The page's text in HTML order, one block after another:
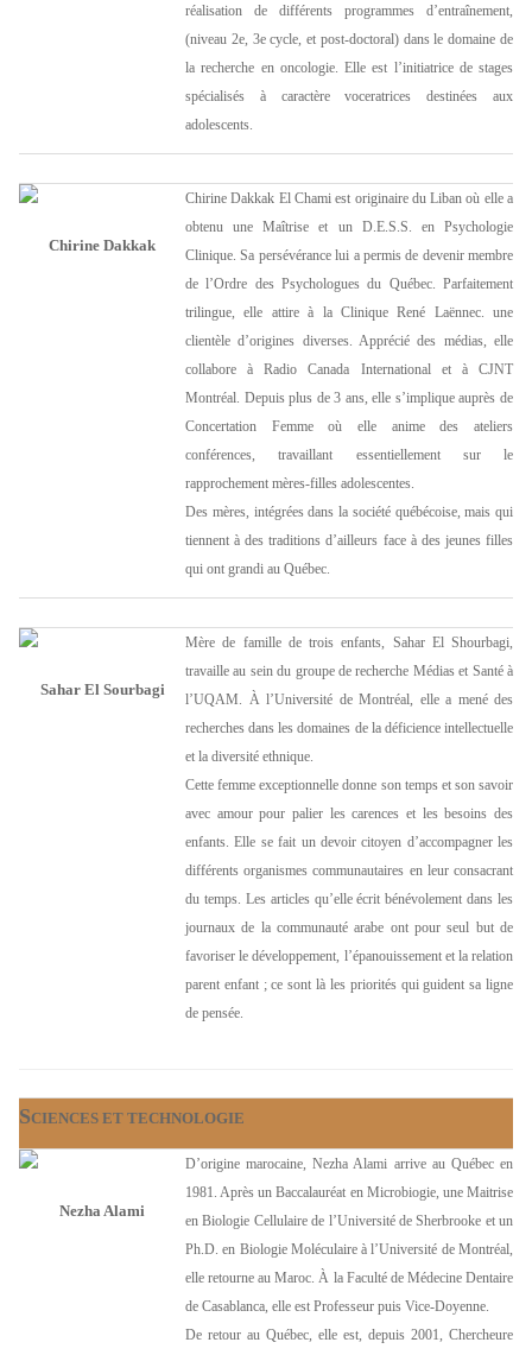
réalisation de différents programmes d’entraînement,
(niveau 2e, 3e cycle, et post-doctoral) dans le domaine de
la recherche en oncologie. Elle est l’initiatrice de stages
spécialisés à caractère voceratrices destinées aux
adolescents.
Chirine Dakkak
Chirine Dakkak El Chami est originaire du Liban où elle a
obtenu une Maîtrise et un D.E.S.S. en Psychologie
Clinique. Sa persévérance lui a permis de devenir membre
de l’Ordre des Psychologues du Québec. Parfaitement
trilingue, elle attire à la Clinique René Laënnec. une
clientèle d’origines diverses. Apprécié des médias, elle
collabore à Radio Canada International et à CJNT
Montréal. Depuis plus de 3 ans, elle s’implique auprès de
Concertation Femme où elle anime des ateliers
conférences, travaillant essentiellement sur le
rapprochement mères-filles adolescentes.
Des mères, intégrées dans la société québécoise, mais qui
tiennent à des traditions d’ailleurs face à des jeunes filles
qui ont grandi au Québec.
Sahar El Sourbagi
Mère de famille de trois enfants, Sahar El Shourbagi,
travaille au sein du groupe de recherche Médias et Santé à
l’UQAM. À l’Université de Montréal, elle a mené des
recherches dans les domaines de la déficience intellectuelle
et la diversité ethnique.
Cette femme exceptionnelle donne son temps et son savoir
avec amour pour palier les carences et les besoins des
enfants. Elle se fait un devoir citoyen d’accompagner les
différents organismes communautaires en leur consacrant
du temps. Les articles qu’elle écrit bénévolement dans les
journaux de la communauté arabe ont pour seul but de
favoriser le développement, l’épanouissement et la relation
parent enfant ; ce sont là les priorités qui guident sa ligne
de pensée.
SCIENCES ET TECHNOLOGIE
Nezha Alami
D’origine marocaine, Nezha Alami arrive au Québec en
1981. Après un Baccalauréat en Microbiogie, une Maitrise
en Biologie Cellulaire de l’Université de Sherbrooke et un
Ph.D. en Biologie Moléculaire à l’Université de Montréal,
elle retourne au Maroc. À la Faculté de Médecine Dentaire
de Casablanca, elle est Professeur puis Vice-Doyenne.
De retour au Québec, elle est, depuis 2001, Chercheure